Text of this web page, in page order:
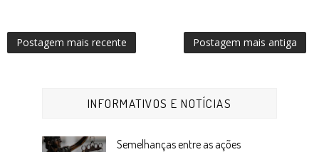
Postagem mais recente Postagem mais antiga
INFORMATIVOS E NOTÍCIAS
Semelhanças entre as ações